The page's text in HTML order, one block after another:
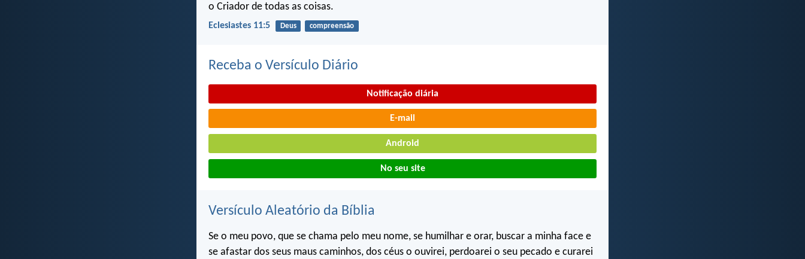
o Criador de todas as coisas.
Eclesiastes 11:5 Deus compreensão
Receba o Versículo Diário
Notificação diária
E-mail
Android
No seu site
Versículo Aleatório da Bíblia
Se o meu povo, que se chama pelo meu nome, se humilhar e orar, buscar a minha face e
se afastar dos seus maus caminhos, dos céus o ouvirei, perdoarei o seu pecado e curarei